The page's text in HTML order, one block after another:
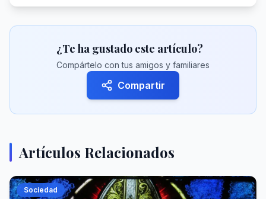
¿Te ha gustado este artículo?
Compártelo con tus amigos y familiares
Compartir
Artículos Relacionados
Sociedad